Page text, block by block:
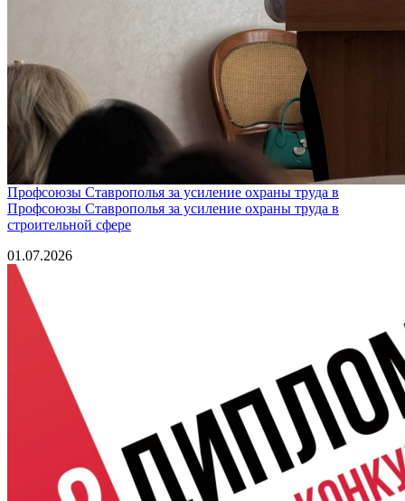
Профсоюзы Ставрополья за усиление охраны труда в
Профсоюзы Ставрополья за усиление охраны труда в
строительной сфере
01.07.2026